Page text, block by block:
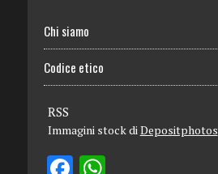
Chi siamo
Codice etico
RSS
Immagini stock di Depositphotos